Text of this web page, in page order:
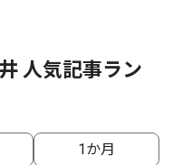
人気記事ラン
1か月